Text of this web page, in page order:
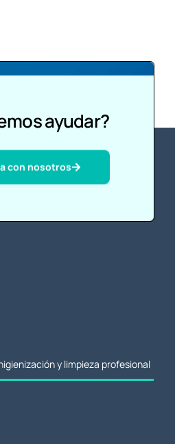
ayudar?
con nosotros
y limpieza profesional